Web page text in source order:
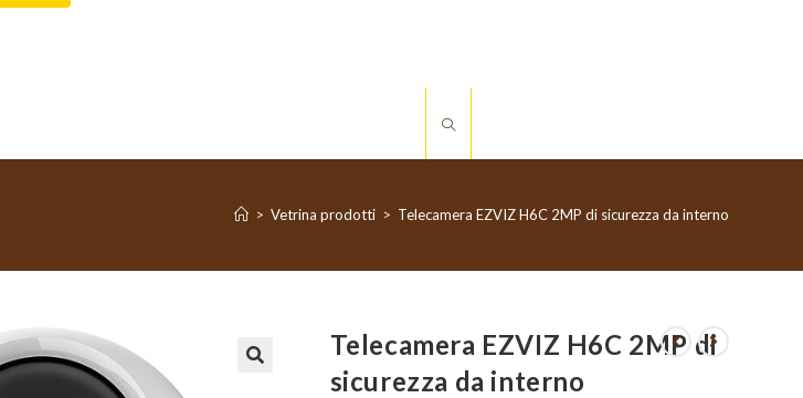
> Vetrina prodotti > Telecamera EZVIZ H6C 2MP di sicurezza da interno
Telecamera EZVIZ H6C 2MP di
sicurezza da interno